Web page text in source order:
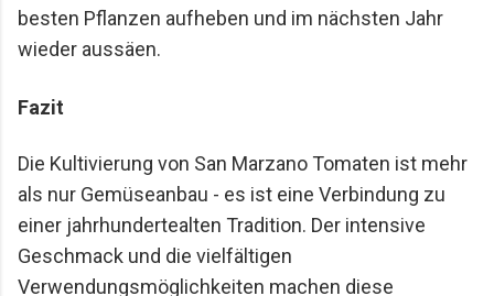
besten Pflanzen aufheben und im nächsten Jahr
wieder aussäen.
Fazit
Die Kultivierung von San Marzano Tomaten ist mehr
als nur Gemüseanbau - es ist eine Verbindung zu
einer jahrhundertealten Tradition. Der intensive
Geschmack und die vielfältigen
Verwendungsmöglichkeiten machen diese